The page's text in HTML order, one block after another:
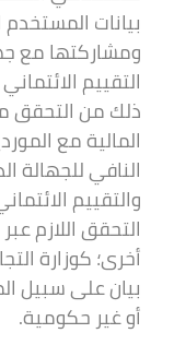
بيانات
ومشاركتها مع
التقييم
ذلك من التحقق
المالية مع
النافي للجهالة
والتقييم
التحقق اللازم
أخرى؛ كوزارة
بيان على سبيل
أو غير حكومية.